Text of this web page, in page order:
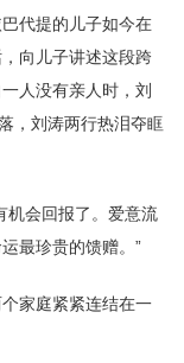
代提的儿子如今在
向儿子讲述这段跨
人没有亲人时，刘
，刘涛两行热泪夺眶
机会回报了。爱意流
最珍贵的馈赠。”
家庭紧紧连结在一